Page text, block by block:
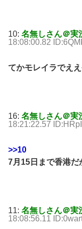
10: 名無しさん＠実
18:08:00.82
てかモレイラでえ
16: 名無しさん＠実
18:21:22.57
>>10
7月15日まで香港だ
11: 名無しさん＠実
18:08:56.11